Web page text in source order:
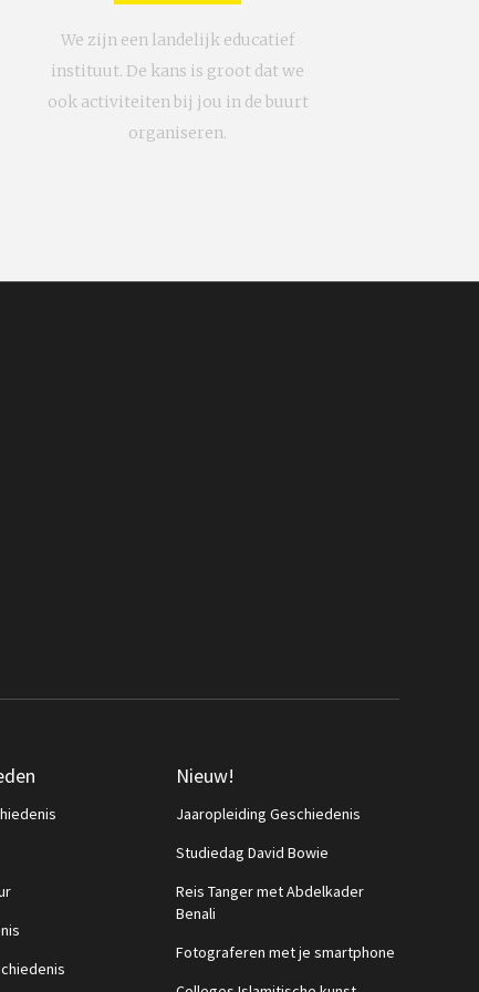
We zijn een landelijk educatief
instituut. De kans is groot dat we
ook activiteiten bij jou in de buurt
organiseren.
Nieuw!
Jaaropleiding Geschiedenis
Studiedag David Bowie
Reis Tanger met Abdelkader
Benali
Fotograferen met je smartphone